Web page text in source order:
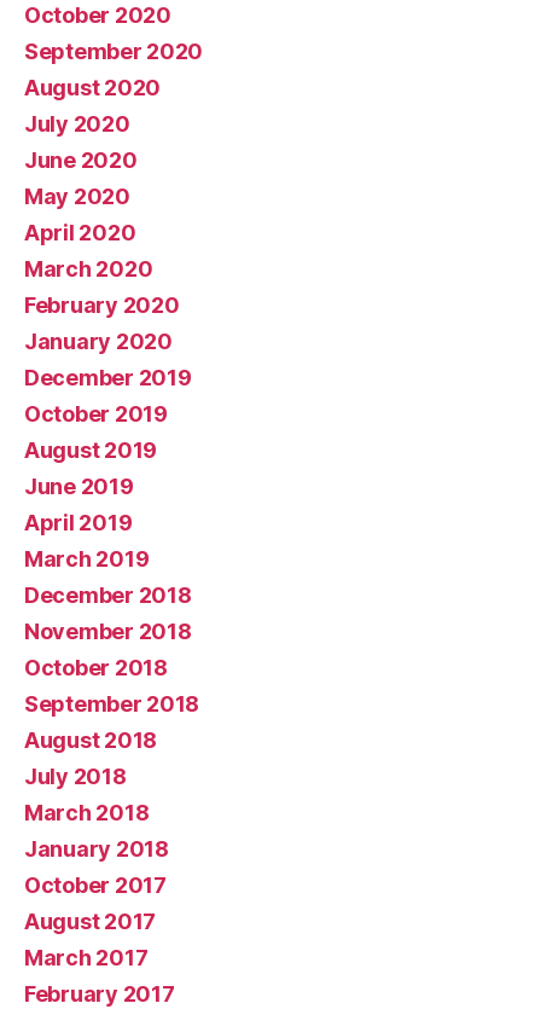
October 2020
September 2020
August 2020
July 2020
June 2020
May 2020
April 2020
March 2020
February 2020
January 2020
December 2019
October 2019
August 2019
June 2019
April 2019
March 2019
December 2018
November 2018
October 2018
September 2018
August 2018
July 2018
March 2018
January 2018
October 2017
August 2017
March 2017
February 2017